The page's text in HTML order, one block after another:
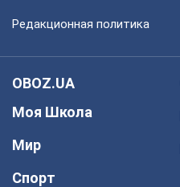
Редакционная политика
OBOZ.UA
Моя Школа
Мир
Спорт